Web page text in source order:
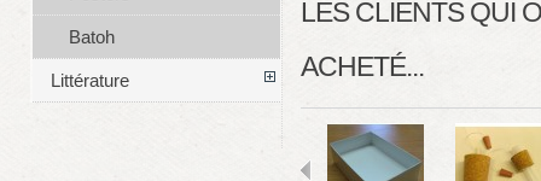
LES CLIENTS QUI
ACHETÉ...
Batoh
Littérature